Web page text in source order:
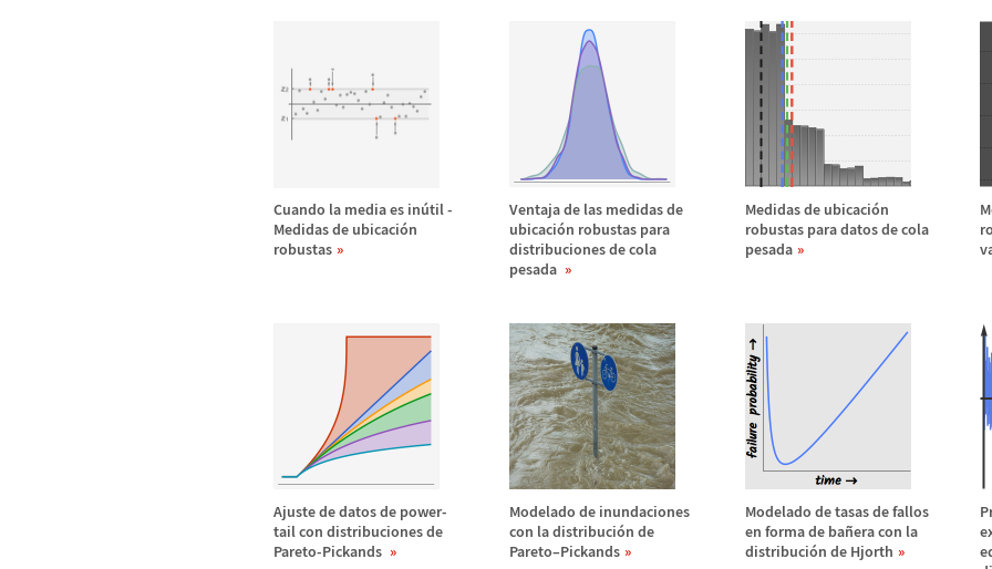
Cuando la media es inútil -
Medidas de ubicación
robustas
Ventaja de las medidas de
ubicación robustas para
distribuciones de cola
pesada
Medidas de ubicación
robustas para datos de cola
pesada
Ajuste de datos de power-
tail con distribuciones de
Pareto-Pickands
Modelado de inundaciones
con la distribución de
Pareto–Pickands
Modelado de tasas de fallos
en forma de bañera con la
distribución de Hjorth